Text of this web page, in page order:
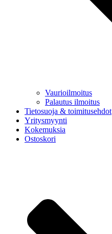
Vaurioilmoitus
Palautus ilmoitus
Tietosuoja & toimitusehdot
Yritysmyynti
Kokemuksia
Ostoskori